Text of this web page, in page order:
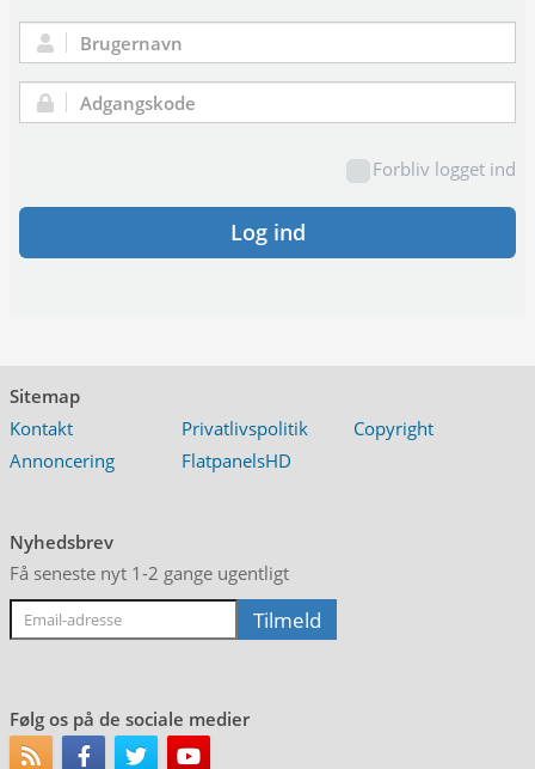
Brugernavn:
Adgangskode:
Forbliv logget ind
Log ind
Sitemap
Kontakt
Privatlivspolitik
Copyright
Annoncering
FlatpanelsHD
Nyhedsbrev
Få seneste nyt 1-2 gange ugentligt
Følg os på de sociale medier